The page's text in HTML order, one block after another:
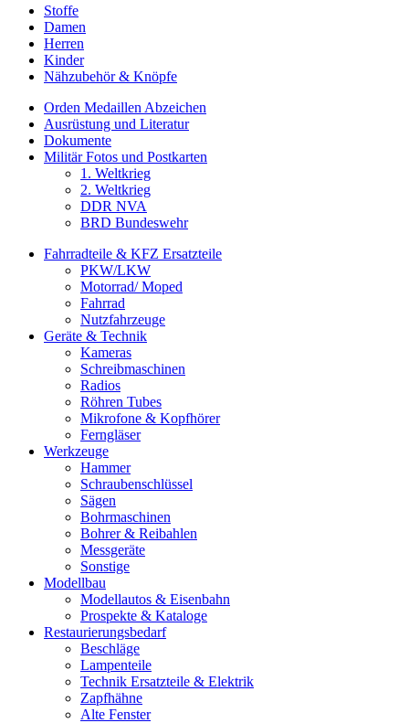
Stoffe
Damen
Herren
Kinder
Nähzubehör & Knöpfe
Orden Medaillen Abzeichen
Ausrüstung und Literatur
Dokumente
Militär Fotos und Postkarten
1. Weltkrieg
2. Weltkrieg
DDR NVA
BRD Bundeswehr
Fahrradteile & KFZ Ersatzteile
PKW/LKW
Motorrad/ Moped
Fahrrad
Nutzfahrzeuge
Geräte & Technik
Kameras
Schreibmaschinen
Radios
Röhren Tubes
Mikrofone & Kopfhörer
Ferngläser
Werkzeuge
Hammer
Schraubenschlüssel
Sägen
Bohrmaschinen
Bohrer & Reibahlen
Messgeräte
Sonstige
Modellbau
Modellautos & Eisenbahn
Prospekte & Kataloge
Restaurierungsbedarf
Beschläge
Lampenteile
Technik Ersatzteile & Elektrik
Zapfhähne
Alte Fenster